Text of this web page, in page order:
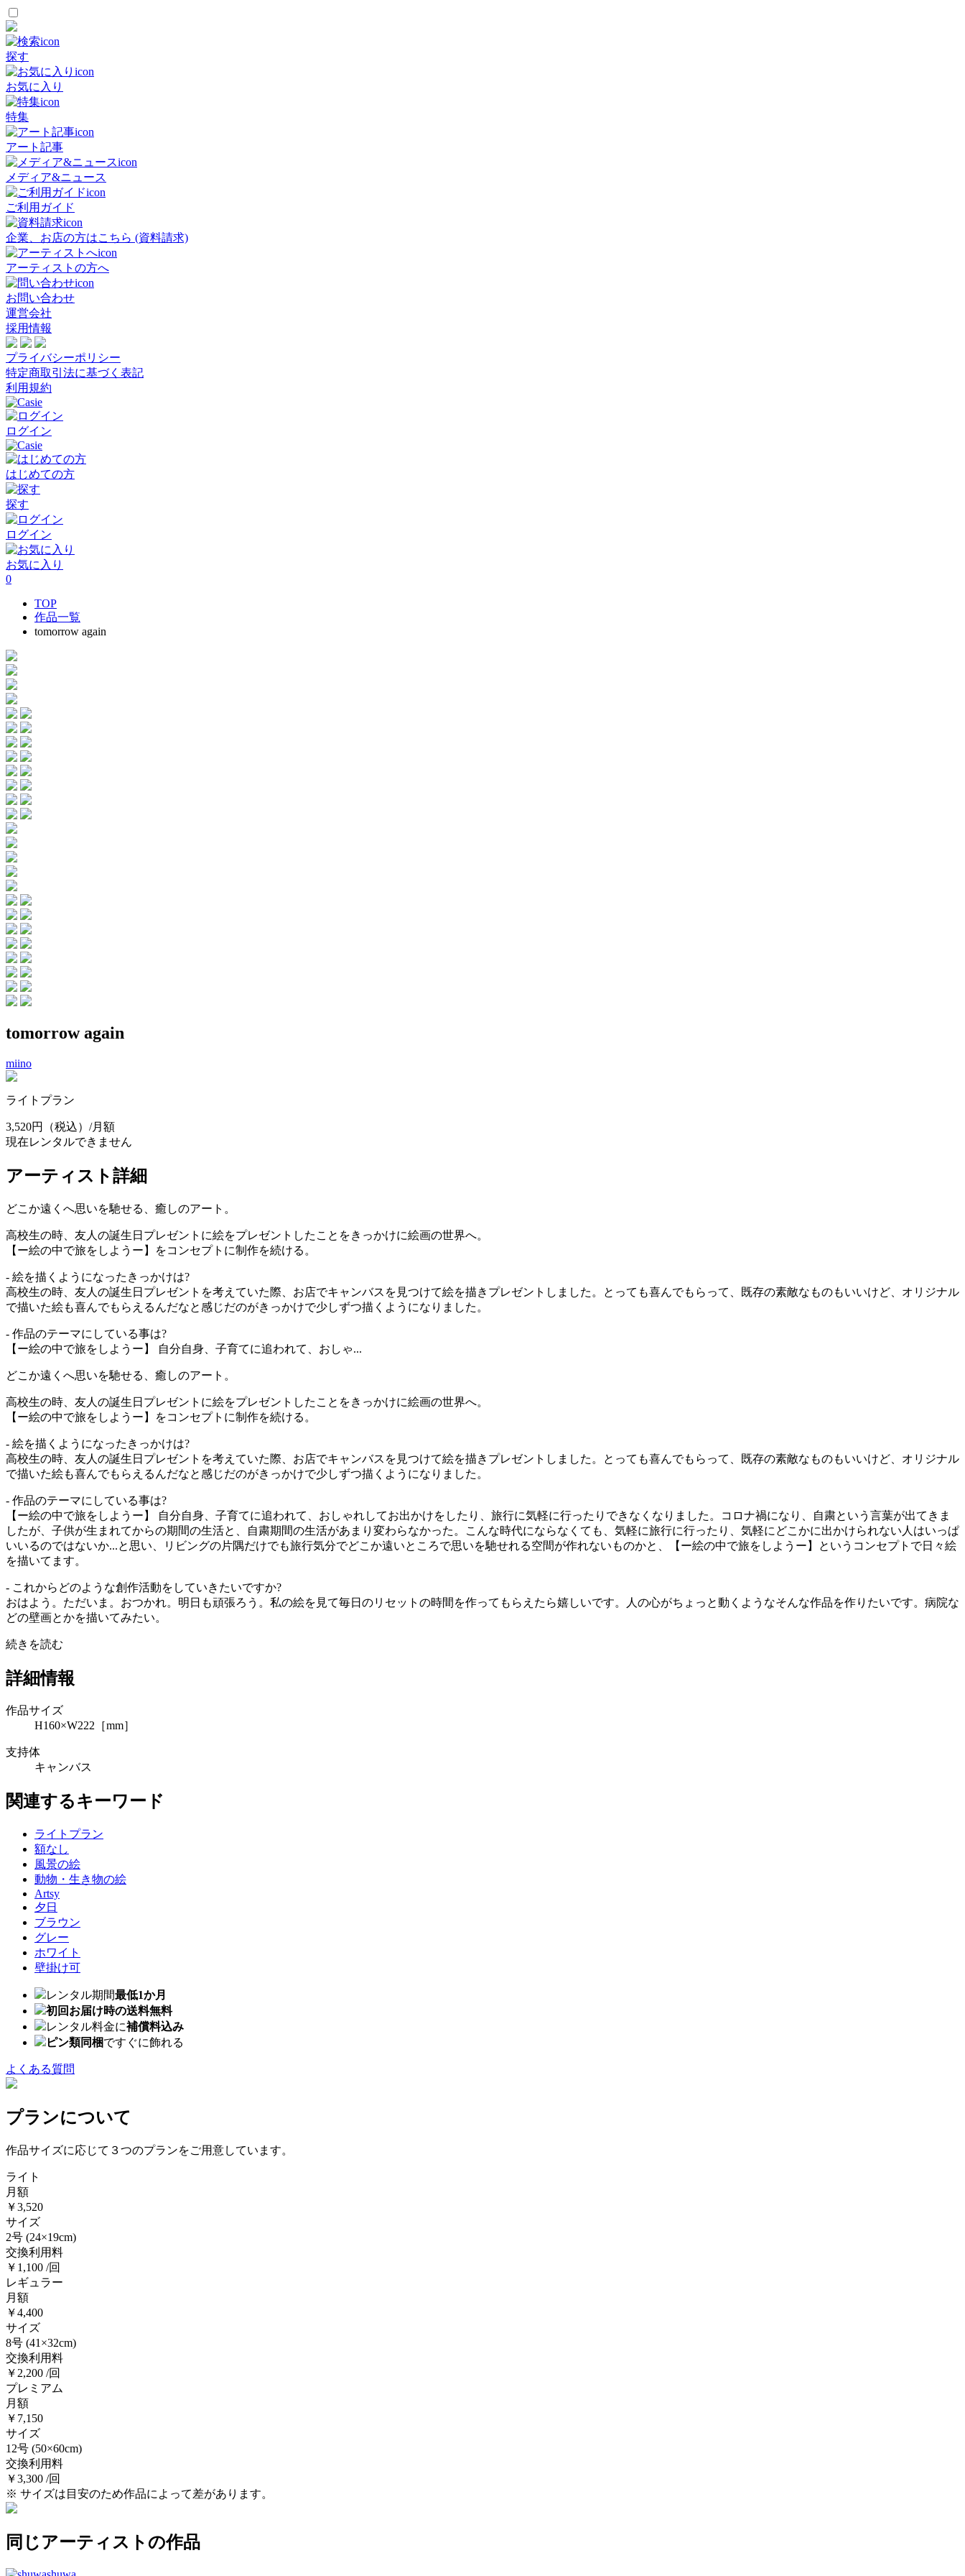
探す
お気に入り
特集
アート記事
メディア&ニュース
ご利用ガイド
企業、お店の方はこちら (資料請求)
アーティストの方へ
お問い合わせ
運営会社
採用情報
プライバシーポリシー
特定商取引法に基づく表記
利用規約
ログイン
はじめての方
探す
ログイン
お気に入り
0
TOP
作品一覧
tomorrow again
tomorrow again
miino
ライトプラン
3,520円
（税込）/月額
現在レンタルできません
アーティスト詳細
どこか遠くへ思いを馳せる、癒しのアート。
高校生の時、友人の誕生日プレゼントに絵をプレゼントしたことをきっかけに絵画の世界へ。
【ー絵の中で旅をしようー】をコンセプトに制作を続ける。
- 絵を描くようになったきっかけは?
高校生の時、友人の誕生日プレゼントを考えていた際、お店でキャンバスを見つけて絵を描きプレゼントしました。とっても喜んでもらって、既存の素敵なものもいいけど、オリジナル
で描いた絵も喜んでもらえるんだなと感じだのがきっかけで少しずつ描くようになりました。
- 作品のテーマにしている事は?
【ー絵の中で旅をしようー】 自分自身、子育てに追われて、おしゃ...
どこか遠くへ思いを馳せる、癒しのアート。
高校生の時、友人の誕生日プレゼントに絵をプレゼントしたことをきっかけに絵画の世界へ。
【ー絵の中で旅をしようー】をコンセプトに制作を続ける。
- 絵を描くようになったきっかけは?
高校生の時、友人の誕生日プレゼントを考えていた際、お店でキャンバスを見つけて絵を描きプレゼントしました。とっても喜んでもらって、既存の素敵なものもいいけど、オリジナル
で描いた絵も喜んでもらえるんだなと感じだのがきっかけで少しずつ描くようになりました。
- 作品のテーマにしている事は?
【ー絵の中で旅をしようー】 自分自身、子育てに追われて、おしゃれしてお出かけをしたり、旅行に気軽に行ったりできなくなりました。コロナ禍になり、自粛という言葉が出てきま
したが、子供が生まれてからの期間の生活と、自粛期間の生活があまり変わらなかった。こんな時代にならなくても、気軽に旅行に行ったり、気軽にどこかに出かけられない人はいっぱ
いいるのではないか...と思い、リビングの片隅だけでも旅行気分でどこか遠いところで思いを馳せれる空間が作れないものかと、【ー絵の中で旅をしようー】というコンセプトで日々絵
を描いてます。
- これからどのような創作活動をしていきたいですか?
おはよう。ただいま。おつかれ。明日も頑張ろう。私の絵を見て毎日のリセットの時間を作ってもらえたら嬉しいです。人の心がちょっと動くようなそんな作品を作りたいです。病院な
どの壁画とかを描いてみたい。
続きを読む
詳細情報
作品サイズ
H160×W222［mm］
支持体
キャンバス
関連するキーワード
ライトプラン
額なし
風景の絵
動物・生き物の絵
Artsy
夕日
ブラウン
グレー
ホワイト
壁掛け可
レンタル期間最低1か月
初回お届け時の送料無料
レンタル料金に補償料込み
ピン類同梱ですぐに飾れる
よくある質問
プランについて
作品サイズに応じて３つのプランをご用意しています。
ライト
月額
￥3,520
サイズ
2号 (24×19cm)
交換利用料
￥1,100 /回
レギュラー
月額
￥4,400
サイズ
8号 (41×32cm)
交換利用料
￥2,200 /回
プレミアム
月額
￥7,150
サイズ
12号 (50×60cm)
交換利用料
￥3,300 /回
※ サイズは目安のため作品によって差があります。
同じアーティストの作品